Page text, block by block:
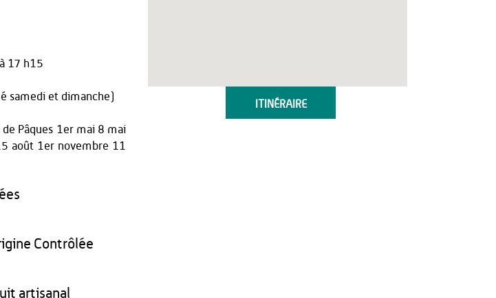
ITINÉRAIRE
17 h15
samedi et dimanche)
Pâques 1er mai 8 mai
août 1er novembre 11
Contrôlée
artisanal